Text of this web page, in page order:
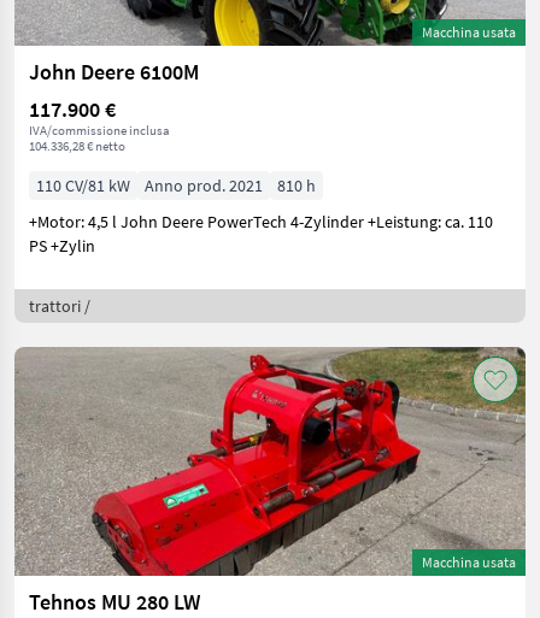
Macchina usata
John Deere 6100M
117.900 €
IVA/commissione inclusa
104.336,28 € netto
110 CV/81 kW Anno prod. 2021
810 h
+Motor: 4,5 l John Deere PowerTech 4-Zylinder +Leistung: ca. 110
PS +Zylin
trattori /
Macchina usata
Tehnos MU 280 LW